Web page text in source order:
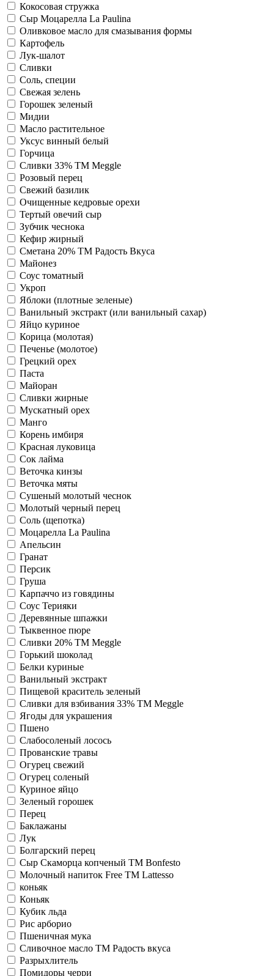
Кокосовая стружка
Сыр Моцарелла La Paulina
Оливковое масло для смазывания формы
Картофель
Лук-шалот
Сливки
Соль, специи
Свежая зелень
Горошек зеленый
Мидии
Масло растительное
Уксус винный белый
Горчица
Сливки 33% ТМ Meggle
Розовый перец
Свежий базилик
Очищенные кедровые орехи
Тертый овечий сыр
Зубчик чеснока
Кефир жирный
Сметана 20% TM Радость Вкуса
Майонез
Соус томатный
Укроп
Яблоки (плотные зеленые)
Ванильный экстракт (или ванильный сахар)
Яйцо куриное
Корица (молотая)
Печенье (молотое)
Грецкий орех
Паста
Майоран
Сливки жирные
Мускатный орех
Манго
Корень имбиря
Красная луковица
Сок лайма
Веточка кинзы
Веточка мяты
Сушеный молотый чеснок
Молотый черный перец
Соль (щепотка)
Моцарелла La Paulina
Апельсин
Гранат
Персик
Груша
Карпаччо из говядины
Соус Терияки
Деревянные шпажки
Тыквенное пюре
Сливки 20% ТМ Meggle
Горький шоколад
Белки куриные
Ванильный экстракт
Пищевой краситель зеленый
Сливки для взбивания 33% ТМ Meggle
Ягоды для украшения
Пшено
Слабосоленый лосось
Прованские травы
Огурец свежий
Огурец соленый
Куриное яйцо
Зеленый горошек
Перец
Баклажаны
Лук
Болгарский перец
Сыр Скаморца копченый TM Bonfesto
Молочный напиток Free TM Lattesso
коньяк
Коньяк
Кубик льда
Рис арборио
Пшеничная мука
Сливочное масло TM Радость вкуса
Разрыхлитель
Помидоры черри